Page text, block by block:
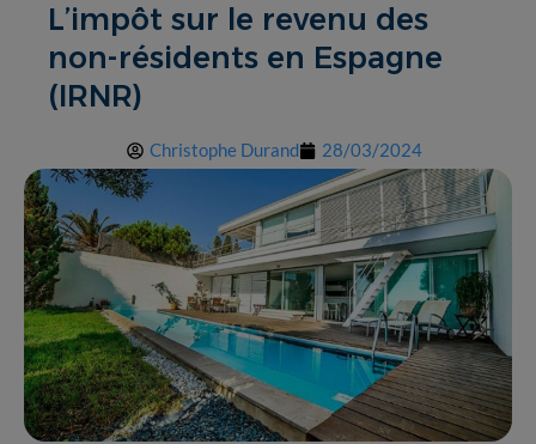
L’impôt sur le revenu des
non-résidents en Espagne
(IRNR)
Christophe Durand 28/03/2024